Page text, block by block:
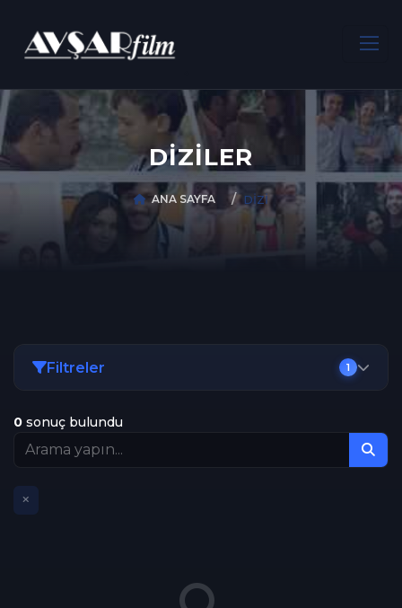
DİZİLER
ANA SAYFA DİZİ
Filtreler 1
Tüm Kategoriler
11
Filtreleri Temizle
0 sonuç bulundu